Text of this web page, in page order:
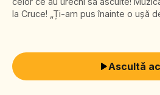
la Cruce! „Ți-am pus înainte o ușă
Ascultă